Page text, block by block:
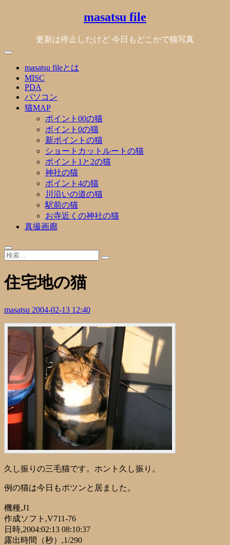
masatsu file
更新は停止したけど 今日もどこかで猫写真
masatsu fileとは
MISC
PDA
パソコン
猫MAP
ポイント00の猫
ポイント0の猫
新ポイントの猫
ショートカットルートの猫
ポイント1と2の猫
神社の猫
ポイント4の猫
川沿いの道の猫
駅前の猫
お寺近くの神社の猫
真撮画廊
住宅地の猫
masatsu 2004-02-13 12:40
久し振りの三毛猫です。ホント久し振り。
例の猫は今日もポツンと居ました。
機種,J1
作成ソフト,V711-76
日時,2004:02:13 08:10:37
露出時間（秒）,1/290